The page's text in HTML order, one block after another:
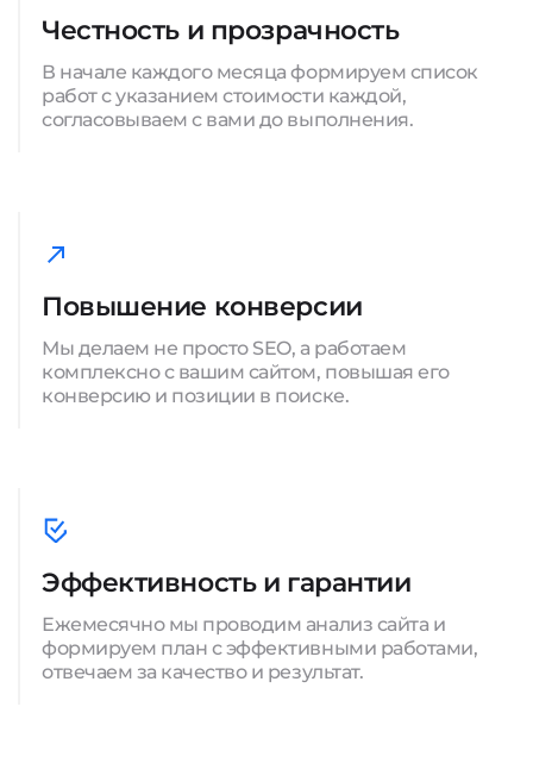
Честность и прозрачность
В начале каждого месяца формируем список
работ с указанием стоимости каждой,
согласовываем с вами до выполнения.
Повышение конверсии
Мы делаем не просто SEO, а работаем
комплексно с вашим сайтом, повышая его
конверсию и позиции в поиске.
Эффективность и гарантии
Ежемесячно мы проводим анализ сайта и
формируем план с эффективными работами,
отвечаем за качество и результат.